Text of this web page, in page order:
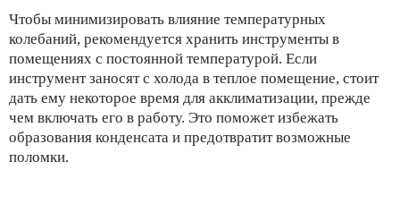
Чтобы минимизировать влияние температурных
колебаний, рекомендуется хранить инструменты в
помещениях с постоянной температурой. Если
инструмент заносят с холода в теплое помещение, стоит
дать ему некоторое время для акклиматизации, прежде
чем включать его в работу. Это поможет избежать
образования конденсата и предотвратит возможные
поломки.